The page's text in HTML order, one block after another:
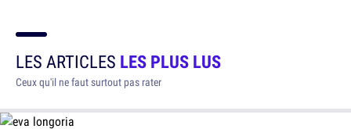
LES ARTICLES LES PLUS LUS
Ceux qu'il ne faut surtout pas rater